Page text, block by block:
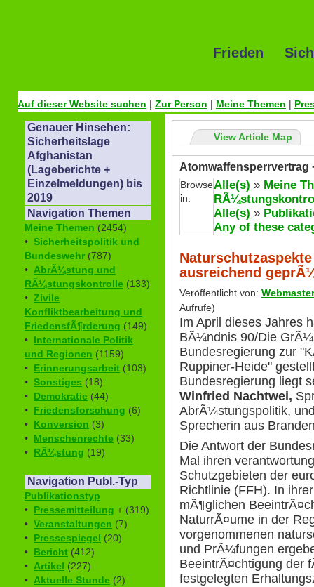
Frieden
Auf dieser Website suchen | Zur Person | Meine Themen |
Genauer Hinsehen:
Sicherheitslage
Afghanistan
(Lageberichte +
Einzelmeldungen) bis
2019
Navigation Themen
Meine Themen (2454)
• Sicherheitspolitik und
Bundeswehr (787)
• AbrÃ¼stung und
RÃ¼stungskontrolle (133)
• Zivile
Konfliktbearbeitung und
FriedensfÃ¶rderung (149)
• Internationale Politik
und Regionen (1159)
• Erinnerungsarbeit (103)
• Sonstiges (18)
• Demokratie (44)
• Friedensforschung (6)
• Konversion (3)
• Menschenrechte (33)
• RÃ¼stung (19)
Navigation Publ.-Typ
Publikationstyp
• Pressemitteilung + (319)
• Veranstaltungen (7)
• Pressespiegel (20)
• Bericht (412)
• Artikel (227)
• Aktuelle Stunde (2)
View Article Map
Atomwaffensperrvertrag
Browse
in:
Alle(s) » Meine
Alle(s) »
Any of these
ausreichend
Veröffentlicht von: Webmaster
Aufrufe)
Im April dieses Jahres
BÃ¼ndnis 90/Die
Bundesregierung zur
Ruppiner-Heide"
Bundesregierung liegt
Winfried Nachtwei,
AbrÃ¼stungspolitik,
Sprecherin aus
Die Antwort der
Mal ihren
Schutzgebieten der
Richtlinie (FFH). In
mÃ¶glichen
NaturrÃ¤ume in der
vorgenommenen
und PrÃ¼fungen
BeeintrÃ¤chtigung der
festgelegten